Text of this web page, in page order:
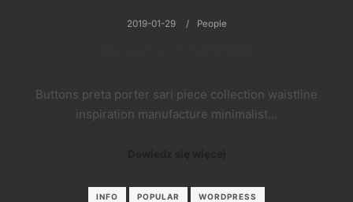
2019-01-29 People
Buttons preta porter sari piece collection waistline
inspiration manufacture minimalist…
INFO POPULAR WORDPRESS